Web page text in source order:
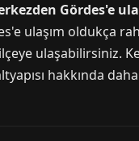
Gördes'e
ulaşım oldukça
ulaşabilirsiniz.
hakkında